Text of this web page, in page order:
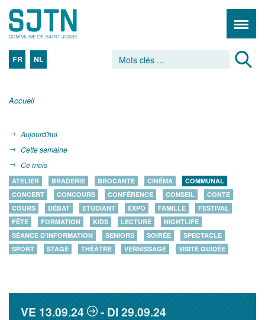
FR NL
Accueil
Aujourd'hui
Cette semaine
Ce mois
ATELIER BRADERIE BROCANTE CINÉMA
COMMUNAL
CONCERT
CONCOURS CONFÉRENCE CONSEIL
CONTE
COURS
DÉBAT ETUDIANT EXPO FAMILLE
FESTIVAL
FÊTE
FORMATION KIDS LECTURE
NIGHTLIFE
SÉANCE D'INFORMATION
SENIORS SOIRÉE
SPECTACLE
SPORT
STAGE THÉÂTRE VERNISSAGE VISITE GUIDÉE
VE13.09.24 DI29.09.24